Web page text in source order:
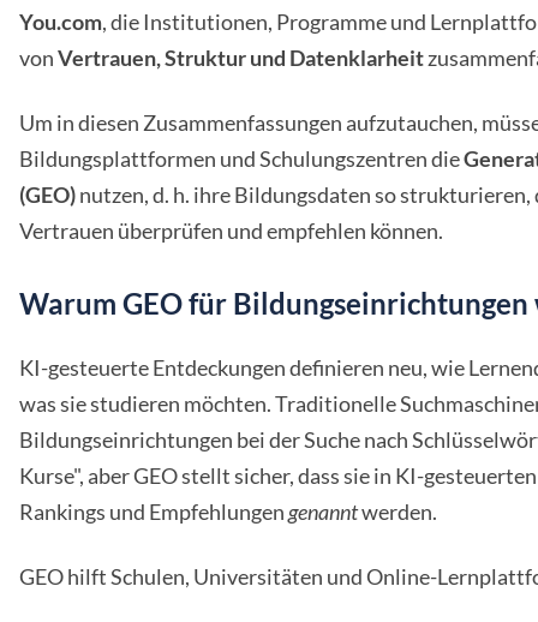
You.com, die Institutionen, Programme und
vonVertrauen, Struktur und Datenklarheit
Um in diesen Zusammenfassungen aufzutauchen,
Bildungsplattformen und Schulungszentren die
(GEO)nutzen, d. h. ihre Bildungsdaten so strukturieren,
Vertrauen überprüfen und empfehlen können.
Warum GEO für
KI-gesteuerte Entdeckungen definieren neu, wie
was sie studieren möchten. Traditionelle
Bildungseinrichtungen bei der Suche nach
Kurse", aber GEO stellt sicher, dass sie in KI-
Rankings und Empfehlungengenanntwerden.
GEO hilft Schulen, Universitäten und Online-